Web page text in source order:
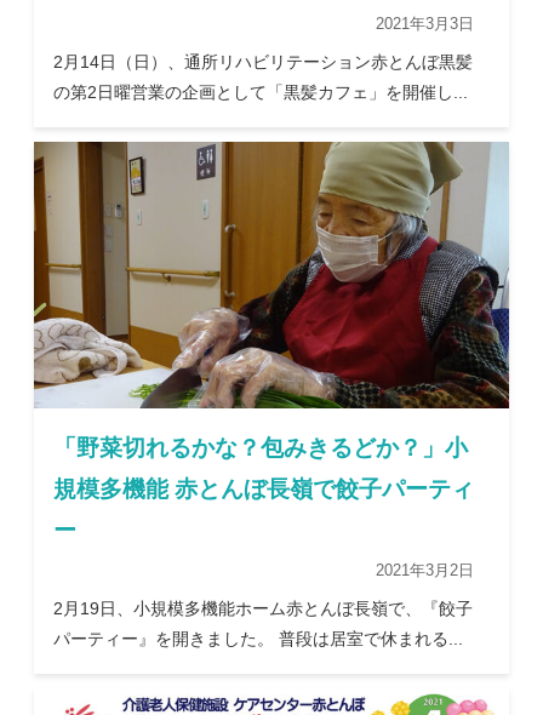
2021年3月3日
2月14日（日）、通所リハビリテーション赤とんぼ黒髪
の第2日曜営業の企画として「黒髪カフェ」を開催し...
「野菜切れるかな？包みきるどか？」小
規模多機能 赤とんぼ長嶺で餃子パーティ
ー
2021年3月2日
2月19日、小規模多機能ホーム赤とんぼ長嶺で、『餃子
パーティー』を開きました。 普段は居室で休まれる...